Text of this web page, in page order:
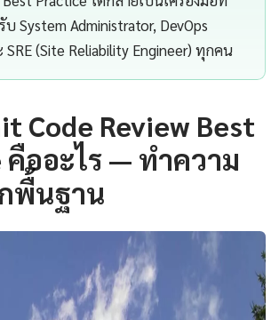
System Administrator, DevOps
SRE (Site Reliability Engineer) ทุกคน
Code Review Best
คืออะไร — ทำความ
พื้นฐาน